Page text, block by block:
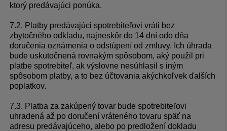
ktorý predávajúci ponúka.
7.2. Platby predávajúci spotrebiteľovi vráti bez
zbytočného odkladu, najneskôr do 14 dní odo dňa
doručenia oznámenia o odstúpení od zmluvy. Ich úhrada
bude uskutočnená rovnakým spôsobom, aký použil pri
platbe spotrebiteľ, ak výslovne nesúhlasil s iným
spôsobom platby, a to bez účtovania akýchkoľvek ďalších
poplatkov.
7.3. Platba za zakúpený tovar bude spotrebiteľovi
uhradená až po doručení vráteného tovaru späť na
adresu predávajúceho, alebo po predložení dokladu